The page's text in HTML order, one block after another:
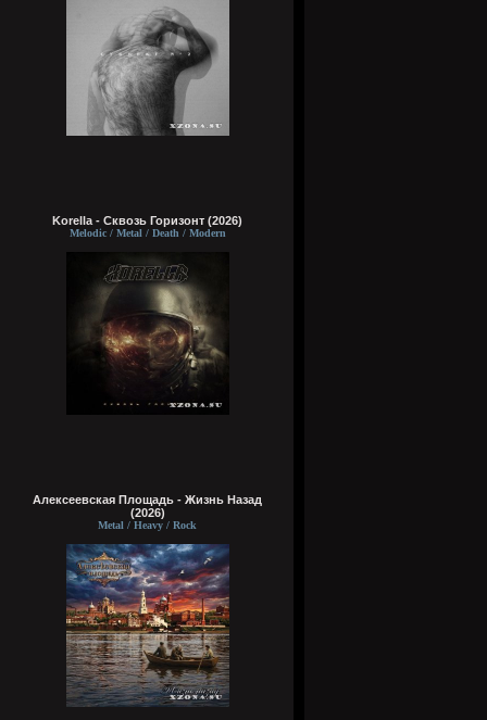
Korella - Сквозь Горизонт (2026)
Melodic / Metal / Death / Modern
Алексеевская Площадь - Жизнь Назад
(2026)
Metal / Heavy / Rock